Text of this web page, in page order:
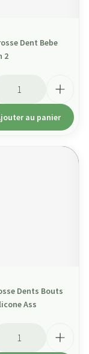
Dent Bebe
2
au panier
Dents Bouts
Ass